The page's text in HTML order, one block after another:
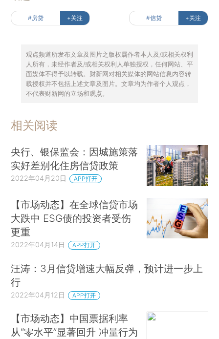
#房贷 +关注 #信贷 +关注
观点频道所发布文章及图片之版权属作者本人及/或相关权利
人所有，未经作者及/或相关权利人单独授权，任何网站、平
面媒体不得予以转载。财新网对相关媒体的网站信息内容转
载授权并不包括上述文章及图片。文章均为作者个人观点，
不代表财新网的立场和观点。
相关阅读
央行、银保监会：因城施策落
实好差别化住房信贷政策
2022年04月20日 APP打开
【市场动态】在全球信贷市场
大跌中 ESG债的投资者受伤
更重
2022年04月14日 APP打开
汪涛：3月信贷增速大幅反弹，预计进一步上
行
2022年04月12日 APP打开
【市场动态】中国票据利率
从“零水平”显著回升 冲量行为